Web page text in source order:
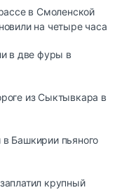
в Смоленской
на четыре часа
в две фуры в
из Сыктывкара в
Башкирии пьяного
крупный